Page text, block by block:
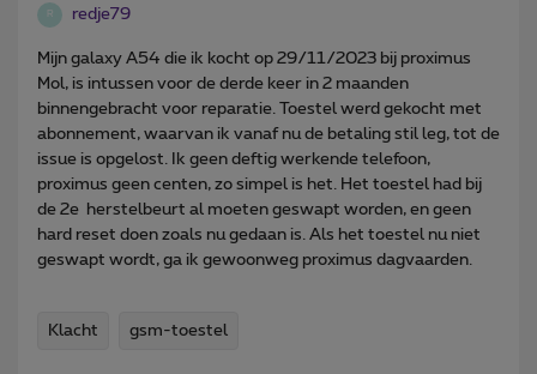
R redje79
Mijn galaxy A54 die ik kocht op 29/11/2023 bij proximus
Mol, is intussen voor de derde keer in 2 maanden
binnengebracht voor reparatie. Toestel werd gekocht met
abonnement, waarvan ik vanaf nu de betaling stil leg, tot de
issue is opgelost. Ik geen deftig werkende telefoon,
proximus geen centen, zo simpel is het. Het toestel had bij
de 2e herstelbeurt al moeten geswapt worden, en geen
hard reset doen zoals nu gedaan is. Als het toestel nu niet
geswapt wordt, ga ik gewoonweg proximus dagvaarden.
Klacht gsm-toestel